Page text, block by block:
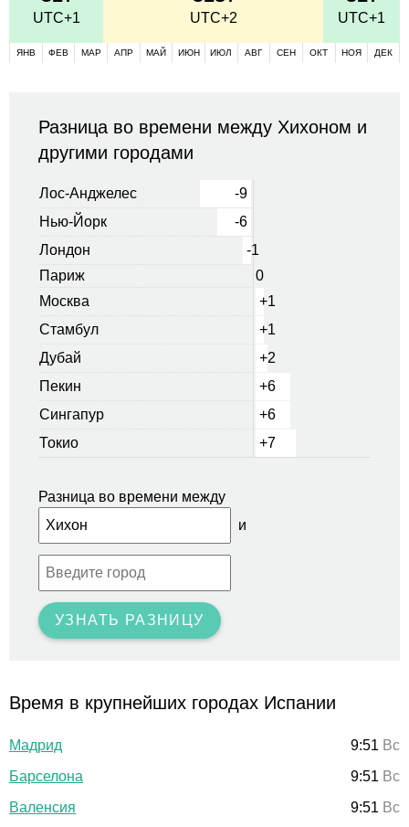
UTC+1 UTC+2 UTC+1
ЯНВ ФЕВ МАР АПР МАЙ ИЮН ИЮЛ АВГ СЕН ОКТ НОЯ ДЕК
Разница во времени между Хихоном и
другими городами
Лос-Анджелес
-9
Нью-Йорк
-6
Лондон
-1
Париж
0
Москва
+1
Стамбул
+1
Дубай
+2
Пекин
+6
Сингапур
+6
Токио
+7
Разница во времени между
и
УЗНАТЬ РАЗНИЦУ
Время в крупнейших городах Испании
Мадрид 9:51 Вс
Барселона
9:51 Вс
Валенсия
9:51 Вс